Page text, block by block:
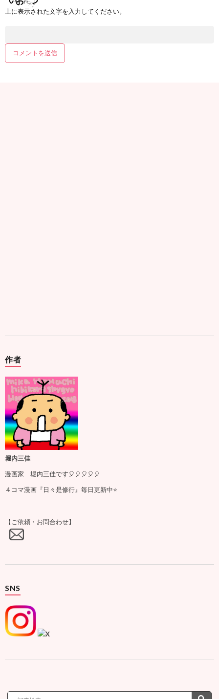
上に表示された文字を入力してください。
作者
堀内三佳
漫画家 堀内三佳です🎈🎈🎈🎈🎈
４コマ漫画『日々是修行』毎日更新中⭐️
【ご依頼・お問合わせ】
SNS